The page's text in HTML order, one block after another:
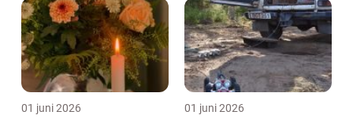
01 juni 2026 01 juni 2026